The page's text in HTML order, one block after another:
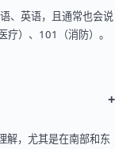
、英语，且通常也会说
）、101（消防）。
+
解，尤其是在南部和东